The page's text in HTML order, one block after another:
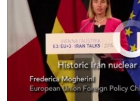
ອິດສະຫຼະພາບດ້ານການຂ່າວ
ຊີວິດຊາວລາວ
ຊຸມຊົນຊາວລາວ
ວິທະຍາສາດ-ເທັກໂນໂລຈີ
ທຸລະກິດ
No media source